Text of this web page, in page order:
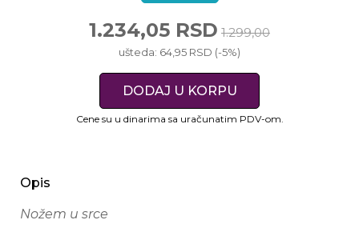
1.234,05 RSD 1.299,00
ušteda: 64,95 RSD (-5%)
DODAJ U KORPU
Cene su u dinarima sa uračunatim PDV-om.
Opis
Nožem u srce